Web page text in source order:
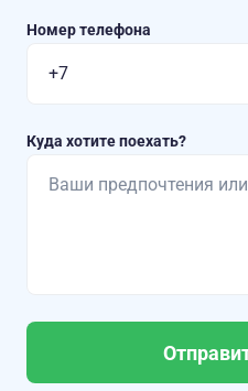
Номер телефона
Куда хотите поехать?